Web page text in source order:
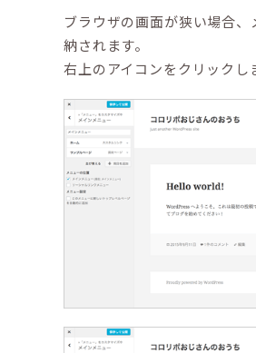
ブラウザの画面が狭い場合、
納されます。
右上のアイコンをクリックし